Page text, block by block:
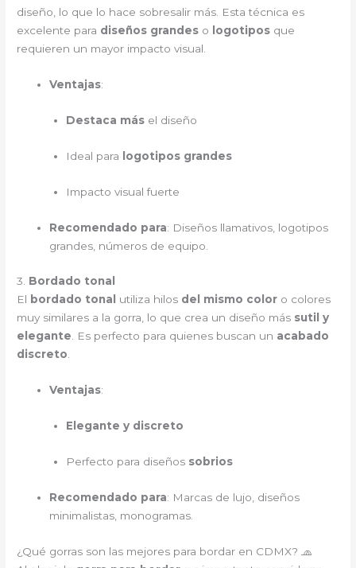
diseño, lo que lo hace sobresalir más. Esta técnica es
excelente para diseños grandes o logotipos que
requieren un mayor impacto visual.
Ventajas:
Destaca másel diseño
Ideal para logotipos grandes
Impacto visual fuerte
Recomendado para: Diseños llamativos, logotipos
grandes, números de equipo.
3. Bordado tonal
El bordado tonal utiliza hilos del mismo color o colores
muy similares a la gorra, lo que crea un diseño más sutil y
elegante. Es perfecto para quienes buscan un acabado
discreto.
Ventajas:
Elegante y discreto
Perfecto para diseños sobrios
Recomendado para: Marcas de lujo, diseños
minimalistas, monogramas.
¿Qué gorras son las mejores para bordar en CDMX? 🧢